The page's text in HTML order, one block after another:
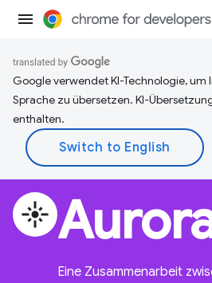
Google verwendet KI-Technologie, um
Sprache zu übersetzen. KI-
enthalten.
flare
Eine Zusammenarbeit